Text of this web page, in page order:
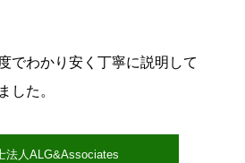
でわかり安く丁寧に説明して
した。
法人ALG&Associates